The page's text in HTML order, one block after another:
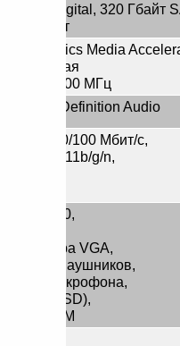
Western Digital, 320 Гбайт
8 Мбайт
Intel Graphics Media
ядра 400 МГц
Intel High Definition Audio
Ethernet 10/100 Мбит/с,
IEEE 802.11b/g/n,
2 x USB 2.0,
адаптера VGA,
для наушников,
для микрофона,
(SD),
mini-SIM